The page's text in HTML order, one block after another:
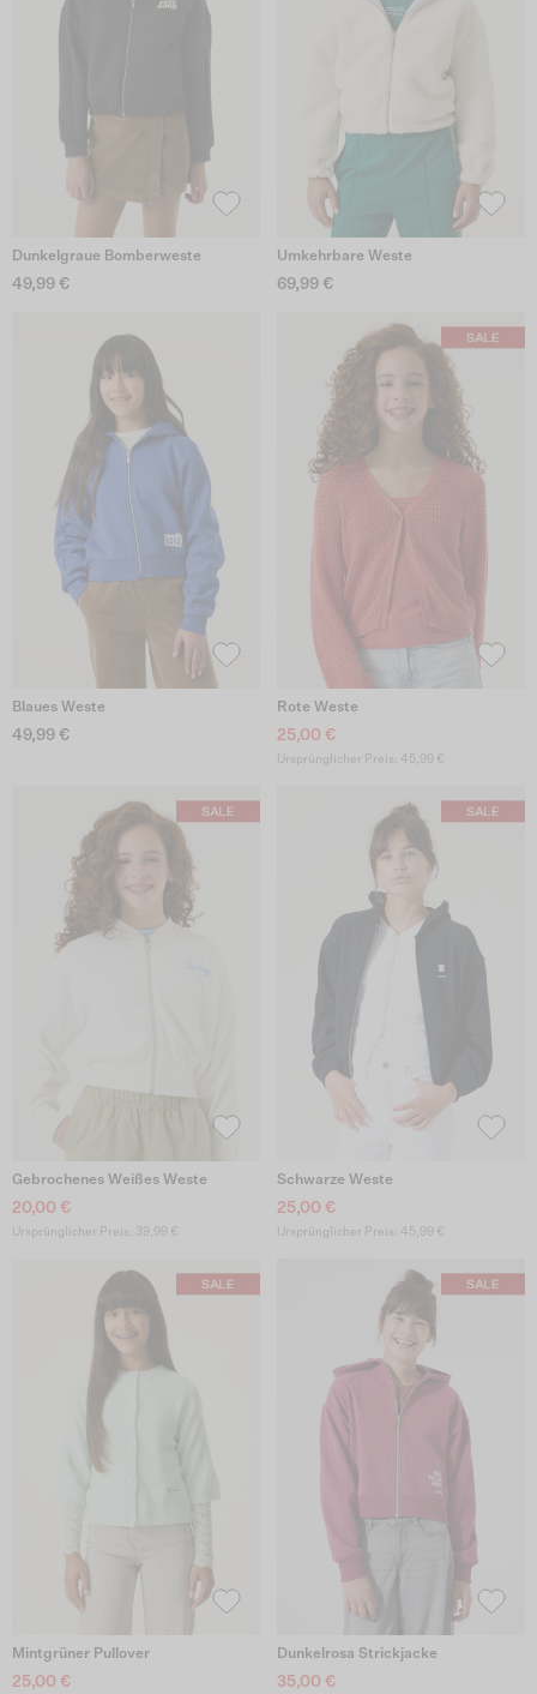
Dunkelgraue Bomberweste
49,99 €
Umkehrbare Weste
69,99 €
Blaues Weste
49,99 €
Rote Weste
25,00 €
Ursprünglicher Preis: 45,99 €
Gebrochenes Weißes Weste
20,00 €
Ursprünglicher Preis: 39,99 €
Schwarze Weste
25,00 €
Ursprünglicher Preis: 45,99 €
Mintgrüner Pullover
25,00 €
Dunkelrosa Strickjacke
35,00 €